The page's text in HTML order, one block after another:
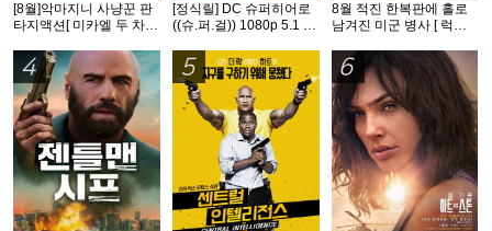
[8월]악마지니 사냥꾼 판
타지액션[ 미카엘 두 차원
[정식릴] DC 슈퍼히어로
((슈.퍼.걸)) 1080p 5.1 공
8월 적진 한복판에 홀로
남겨진 미군 병사 [ 럭키
완벽자막
4 5 6